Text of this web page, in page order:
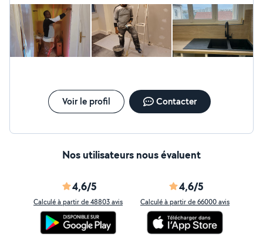
décoration intérieure - montage des meubles Je prends
bien soin de votre travail, votre confiance est mon
assurance n'hésitez pas à me contacter pour toute
votre besoins. Merci cordialement KS
Voir le profil Contacter
Nos utilisateurs nous évaluent
4,6/5
Calculé à partir de 48803 avis
4,6/5
Calculé à partir de 66000 avis